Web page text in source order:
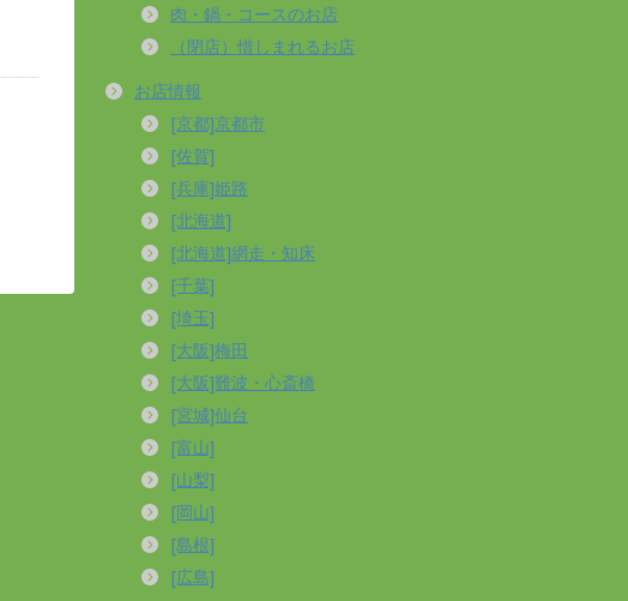
肉・鍋・コースのお店
（閉店）惜しまれるお店
お店情報
[京都]京都市
[佐賀]
[兵庫]姫路
[北海道]
[北海道]網走・知床
[千葉]
[埼玉]
[大阪]梅田
[大阪]難波・心斎橋
[宮城]仙台
[富山]
[山梨]
[岡山]
[島根]
[広島]